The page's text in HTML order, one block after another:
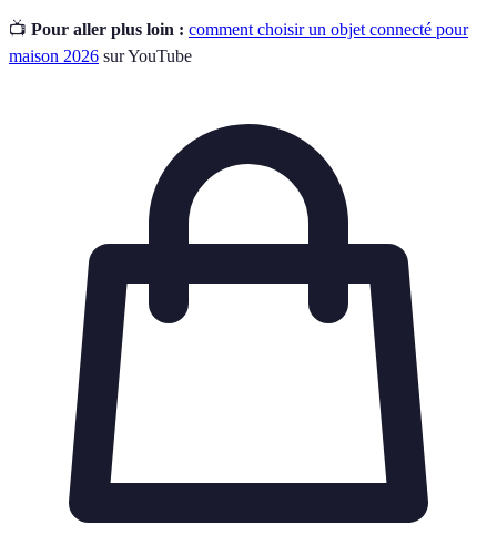
📺 Pour aller plus loin : comment choisir un objet connecté pour
maison 2026 sur YouTube